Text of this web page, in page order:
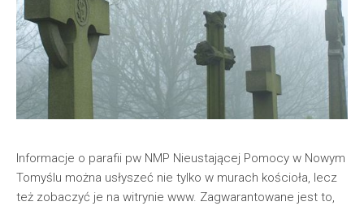
Informacje o parafii pw NMP Nieustającej Pomocy w Nowym
Tomyślu można usłyszeć nie tylko w murach kościoła, lecz
też zobaczyć je na witrynie www. Zagwarantowane jest to,